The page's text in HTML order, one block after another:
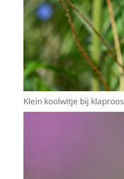
Klein koolwitje bij klaproos